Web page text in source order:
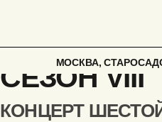
МОСКВА,
ВСЕ
СЕЗОН VIII
КОНЦЕРТ